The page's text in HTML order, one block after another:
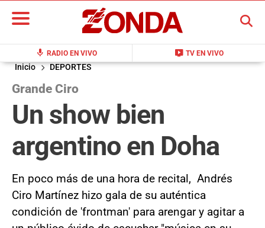
mic RADIO EN VIVO live_tv TV EN VIVO
BUSCAR
Inicio DEPORTES
Grande Ciro
Un show bien
argentino en Doha
En poco más de una hora de recital, Andrés
Ciro Martínez hizo gala de su auténtica
condición de 'frontman' para arengar y agitar a